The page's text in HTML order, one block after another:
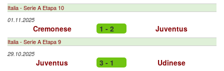
Italia - Serie A Etapa 10
01.11.2025
Cremonese 1 - 2 Juventus
Italia - Serie A Etapa 9
29.10.2025
Juventus 3 - 1 Udinese